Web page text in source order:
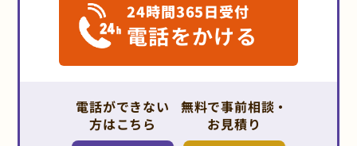
24時間365日受付
電話をかける
電話ができない
方はこちら
無料で事前相談・
お見積り